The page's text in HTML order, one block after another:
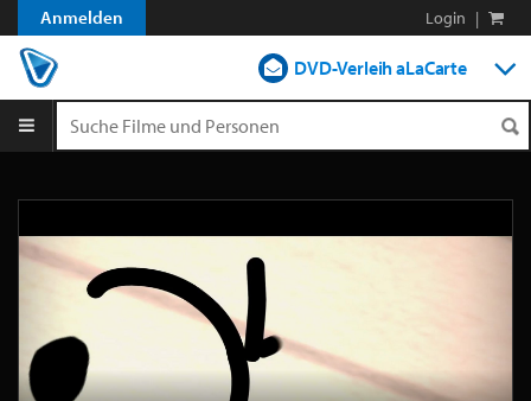
Anmelden Login |
DVD-Verleih aLaCarte